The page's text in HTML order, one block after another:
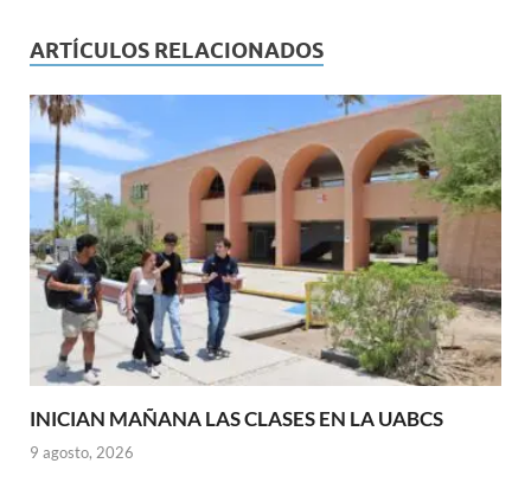
ARTÍCULOS RELACIONADOS
INICIAN MAÑANA LAS CLASES EN LA UABCS
9 agosto, 2026